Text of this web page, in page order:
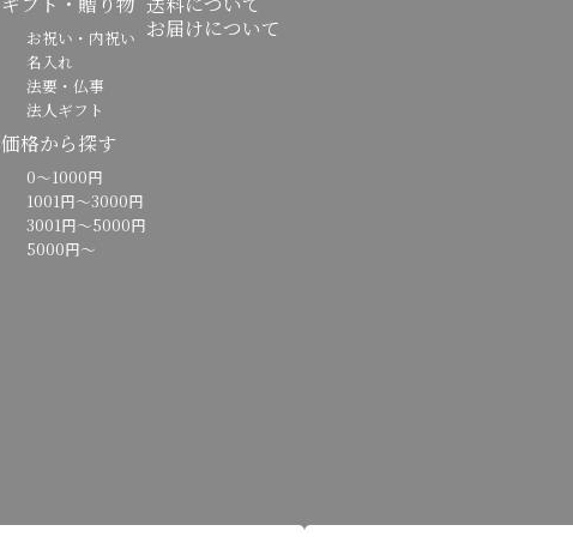
お祝い・内祝い
名入れ
法要・仏事
法人ギフト
価格から探す
0～1000円
1001円～3000円
3001円～5000円
5000円～
お届けについて